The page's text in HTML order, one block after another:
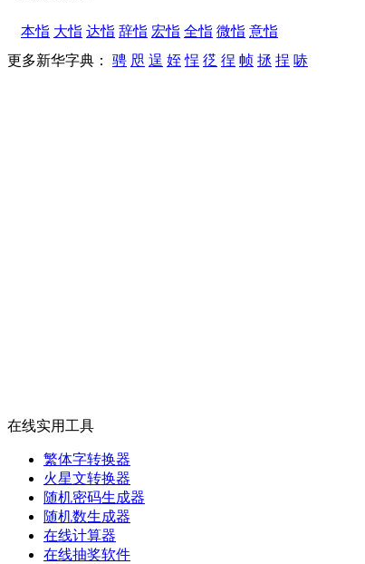
本恉 大恉 达恉 辞恉 宏恉 全恉 微恉 意恉
更多新华字典： 骋 咫 逞 姪 悜 徔 徎 帧 拯 挰 哧
在线实用工具
繁体字转换器
火星文转换器
随机密码生成器
随机数生成器
在线计算器
在线抽奖软件